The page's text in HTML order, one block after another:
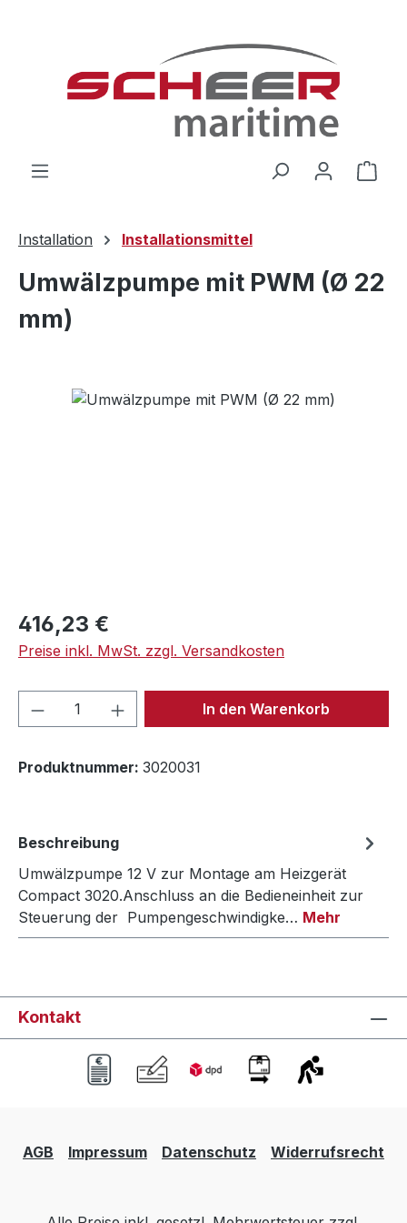
Installation Installationsmittel
Umwälzpumpe mit PWM (Ø 22
mm)
Bildergalerie überspringen
Regulärer Preis:
416,23 €
Preise inkl. MwSt. zzgl. Versandkosten
Produkt Anzahl: Gib denIn den Warenkorb
Produktnummer: 3020031
Beschreibung
Umwälzpumpe 12 V zur Montage am Heizgerät
Compact 3020.Anschluss an die Bedieneinheit zur
Steuerung der Pumpengeschwindigke… Mehr
Kontakt
AGB Impressum Datenschutz Widerrufsrecht